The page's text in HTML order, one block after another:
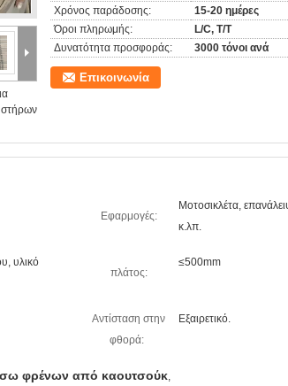
Χρόνος παράδοσης:
15-20 ημέρες
Όροι πληρωμής:
L/C, T/T
Δυνατότητα προσφοράς:
3000 τόνοι ανά
Επικοινωνία
Εφαρμογές:
Μοτοσικλέτα,
κ.λπ.
υλικό
πλάτος:
≤500mm
Αντίσταση στην
φθορά:
Εξαιρετικό.
φρένων από καουτσούκ,